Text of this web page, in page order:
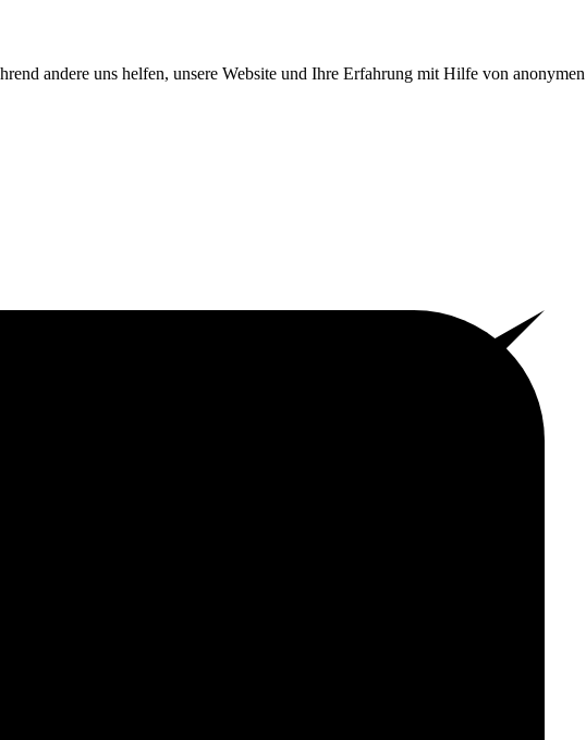
andere uns helfen, unsere Website und Ihre Erfahrung mit Hilfe von anonymen